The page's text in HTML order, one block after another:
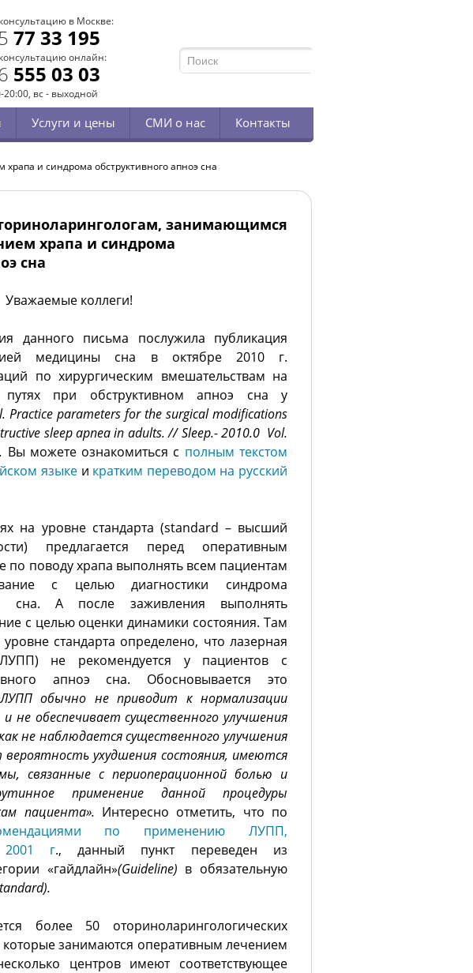
в Москве:
77 33 195
онлайн:
555 03 03
20:00, вс - выходной
Услуги и цены СМИ о нас Контакты
и синдрома обструктивного апноэ сна
занимающимся
храпа и синдрома
сна
Уважаемые коллеги!
данного письма послужила публикация
медицины сна в октябре 2010 г.
по хирургическим вмешательствам на
путях при обструктивном апноэ сна у
. Practice parameters for the surgical modifications
sleep apnea in adults.// Sleep.- 2010.0 Vol.
Вы можете ознакомиться с полным текстом
языке и кратким переводом на русский
на уровне стандарта (standard – высший
предлагается перед оперативным
по поводу храпа выполнять всем пациентам
с целью диагностики синдрома
сна. А после заживления выполнять
с целью оценки динамики состояния. Там
стандарта определено, что лазерная
(ЛУПП) не рекомендуется у пациентов с
апноэ сна. Обосновывается это
ЛУПП обычно не приводит к нормализации
не обеспечивает существенного улучшения
не наблюдается существенного улучшения
ухудшения состояния, имеются
связанные с периоперационной болью и
применение данной процедуры
пациента». Интересно отметить, что по
по применению ЛУПП,
2001 г., данный пункт переведен из
«гайдлайн»(Guideline) в обязательную
).
более 50 оториноларингологических
которые занимаются оперативным лечением
центров имеют соответствующее